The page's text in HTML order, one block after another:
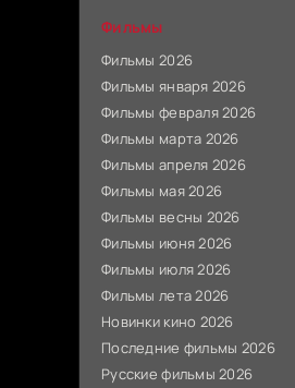
Фильмы
Фильмы 2026
Фильмы января 2026
Фильмы февраля 2026
Фильмы марта 2026
Фильмы апреля 2026
Фильмы мая 2026
Фильмы весны 2026
Фильмы июня 2026
Фильмы июля 2026
Фильмы лета 2026
Новинки кино 2026
Последние фильмы 2026
Русские фильмы 2026